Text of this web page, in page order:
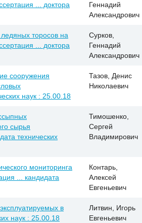
... доктора
Геннадий
Александрович
торосов на
... доктора
Сурков,
Геннадий
Александрович
сооружения
наук : 25.00.18
Тазов, Денис
Николаевич
сырья
технических
Тимошенко,
Сергей
Владимирович
мониторинга
... кандидата
Контарь,
Алексей
Евгеньевич
в
наук : 25.00.18
Литвин, Игорь
Евгеньевич